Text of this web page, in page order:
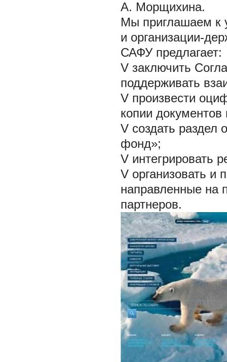
А. Морщихина.
Мы приглашаем к
и организации-
САФУ предлагает:
V заключить
поддерживать
V произвести
копии документов
V создать раздел
фонд»;
V интегрировать
V организовать и
направленные на
партнеров.